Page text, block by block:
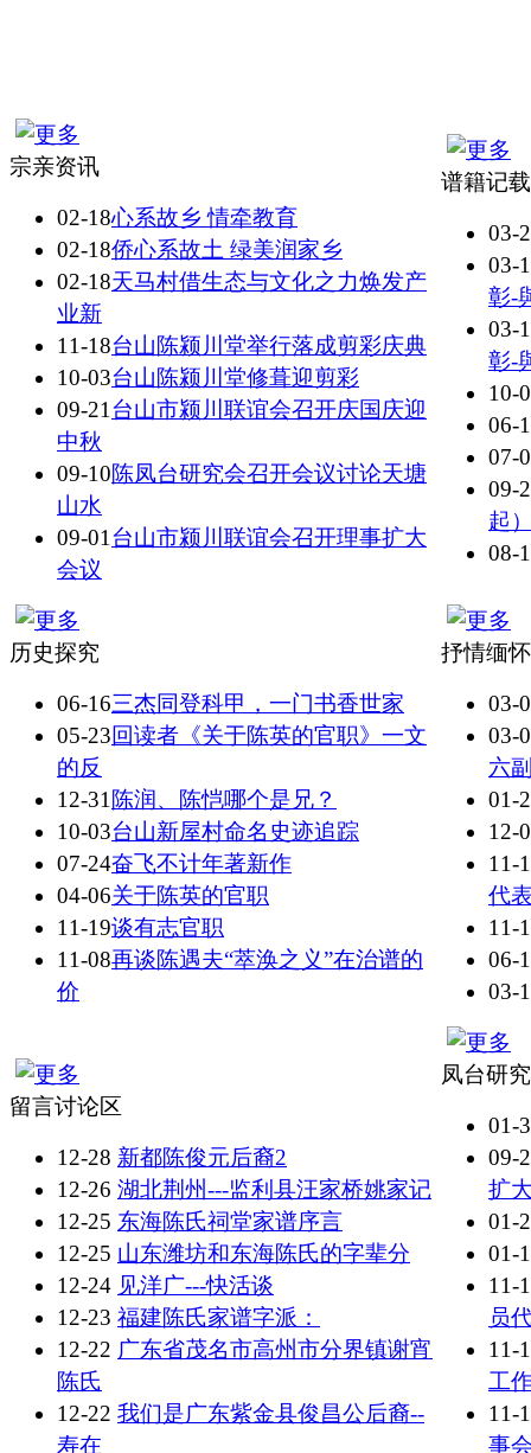
宗亲资讯
02-18心系故乡 情牵教育
02-18侨心系故土 绿美润家乡
02-18天马村借生态与文化之力焕发产
业新
11-18台山陈颍川堂举行落成剪彩庆典
10-03台山陈颍川堂修葺迎剪彩
09-21 台山市颍川联谊会召开庆国庆迎
中秋
09-10陈凤台研究会召开会议讨论天塘
山水
09-01 台山市颍川联谊会召开理事扩大
会议
谱籍记载
03-
03-
彰-
03-
彰-
10-
06-
07-
09-
起
08-
历史探究
06-16三杰同登科甲，一门书香世家
05-23回读者《关于陈英的官职》一文
的反
12-31 陈润、陈恺哪个是兄？
10-03台山新屋村命名史迹追踪
07-24奋飞不计年著新作
04-06关于陈英的官职
11-19谈有志官职
11-08再谈陈遇夫“萃涣之义”在治谱的
价
抒情缅怀
03-
03-
六
01-
12-
11-
代
11-
06-
03-
留言讨论区
12-28 新都陈俊元后裔2
12-26 湖北荆州---监利县汪家桥姚家记
12-25 东海陈氏祠堂家谱序言
12-25 山东潍坊和东海陈氏的字辈分
12-24 见洋广---快活谈
12-23 福建陈氏家谱字派：
12-22 广东省茂名市高州市分界镇谢宵
陈氏
12-22 我们是广东紫金县俊昌公后裔--
寿在
凤台研究
01-
09-
扩
01-
01-
11-
员
11-
工
11-
事